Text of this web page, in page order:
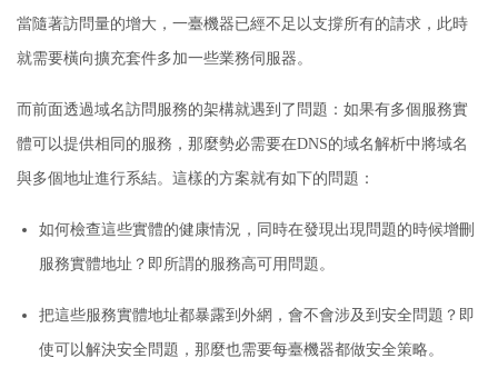
當隨著訪問量的增大，一臺機器已經不足以支撐所有的請求，此時
就需要橫向擴充套件多加一些業務伺服器。
而前面透過域名訪問服務的架構就遇到了問題： 如果有多個服務實
體可以提供相同的服務，那麼勢必需要在DNS的域名解析中將域名
與多個地址進行系結。 這樣的方案就有如下的問題：
如何檢查這些實體的健康情況，同時在發現出現問題的時候增刪
服務實體地址？ 即所謂的服務高可用問題。
把這些服務實體地址都暴露到外網，會不會涉及到安全問題？ 即
使可以解決安全問題，那麼也需要每臺機器都做安全策略。